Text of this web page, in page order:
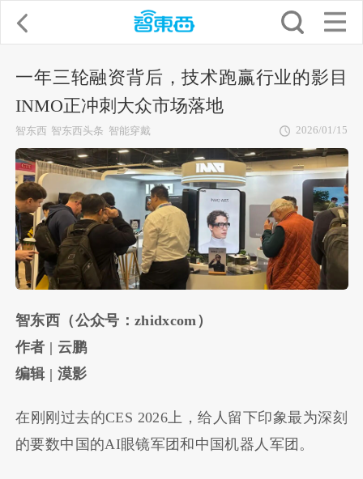
一年三轮融资背后，技术跑赢行业的影目
INMO正冲刺大众市场落地
智东西 智东西头条 智能穿戴 2026/01/15
智东西（公众号：zhidxcom）
作者 | 云鹏
编辑 | 漠影
在刚刚过去的CES 2026上，给人留下印象最为深刻
的要数中国的AI眼镜军团和中国机器人军团。